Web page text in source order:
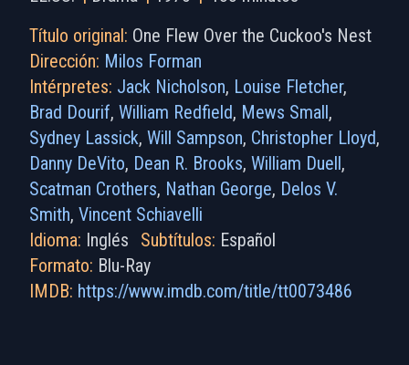
Título original: One Flew Over the Cuckoo's Nest
Dirección: Milos Forman
Intérpretes: Jack Nicholson, Louise Fletcher,
Brad Dourif, William Redfield, Mews Small,
Sydney Lassick, Will Sampson, Christopher Lloyd,
Danny DeVito, Dean R. Brooks, William Duell,
Scatman Crothers, Nathan George, Delos V.
Smith, Vincent Schiavelli
Idioma: Inglés Subtítulos: Español
Formato: Blu-Ray
IMDB: https://www.imdb.com/title/tt0073486